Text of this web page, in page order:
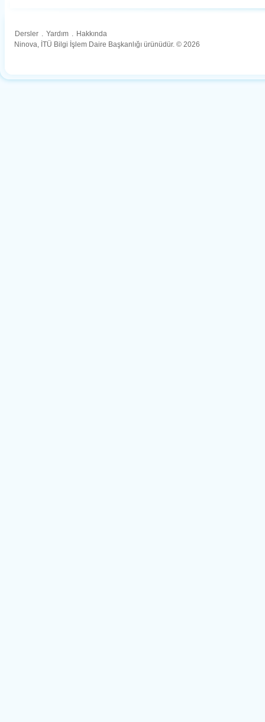
Dersler . Yardım . Hakkında
Ninova, İTÜ Bilgi İşlem Daire Başkanlığı ürünüdür. © 2026